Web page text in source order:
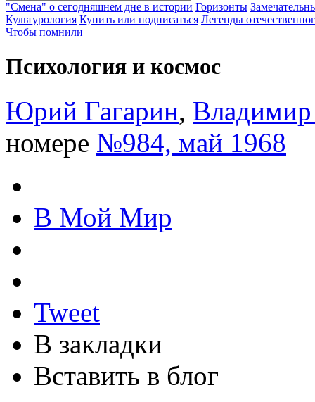
"Смена" о сегодняшнем дне в истории Горизонты
Культурология Купить или подписаться Легенды
Чтобы помнили
Психология и космос
Юрий Гагарин, Владимир
номере №984, май 1968
В Мой Мир
Tweet
В закладки
Вставить в блог